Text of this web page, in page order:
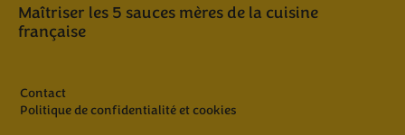
Maîtriser les 5 sauces mères de la cuisine
française
Contact
Politique de confidentialité et cookies